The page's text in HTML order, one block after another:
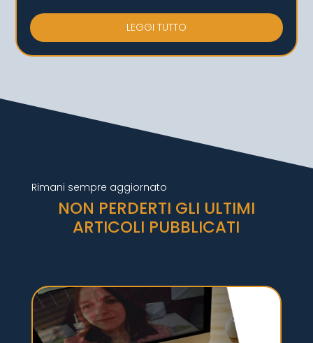
LEGGI TUTTO
Rimani sempre aggiornato
NON PERDERTI GLI ULTIMI
ARTICOLI PUBBLICATI